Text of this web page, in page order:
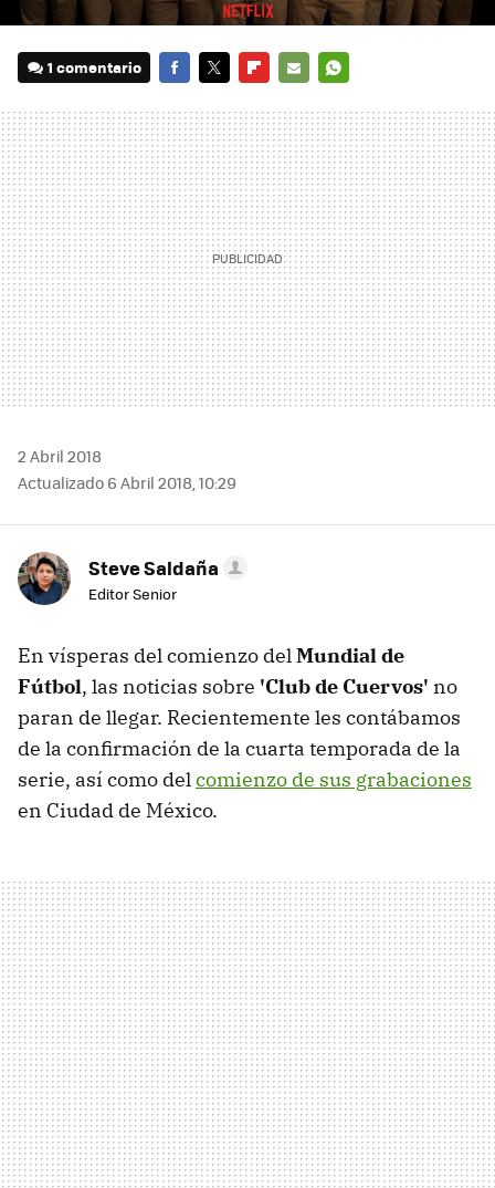
1 comentario
MAIL
2 Abril 2018
Actualizado 6 Abril 2018, 10:29
Steve Saldaña
Editor Senior
En vísperas del comienzo delMundial de
Fútbol, las noticias sobre 'Club de Cuervos' no
paran de llegar. Recientemente les contábamos
de la confirmación de la cuarta temporada de la
serie, así como delcomienzo de sus grabaciones
en Ciudad de México.